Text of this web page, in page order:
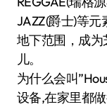
JAZZ(爵士)等元
地下范围，成
儿。
为什么会叫
设备,在家里都